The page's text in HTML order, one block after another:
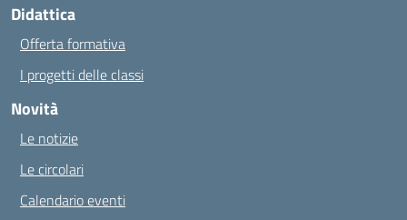
Didattica
Offerta formativa
I progetti delle classi
Novità
Le notizie
Le circolari
Calendario eventi